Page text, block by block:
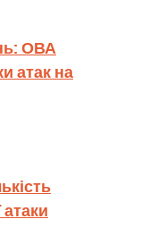
ОВА
атак на